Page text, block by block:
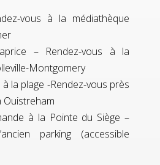
vous à la médiathèque
– Rendez-vous à la
Montgomery
la plage -Rendez-vous près
Ouistreham
à la Pointe du Siège –
parking (accessible